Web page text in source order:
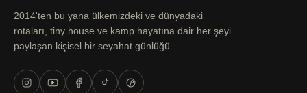
2014'ten bu yana ülkemizdeki ve dünyadaki
rotaları, tiny house ve kamp hayatına dair her şeyi
paylaşan kişisel bir seyahat günlüğü.